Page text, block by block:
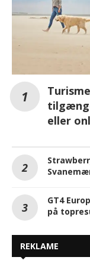
eller
GT4
på
REKLAME